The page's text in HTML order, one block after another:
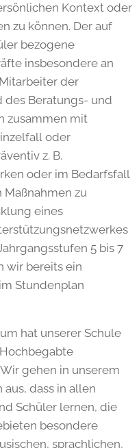
Kontext oder
zu können. Der auf
bezogene
insbesondere an
der
des Beratungs- und
zusammen mit
oder
z. B.
oder im Bedarfsfall
zu
eines
5 bis 7
wir bereits ein
Stundenplan
hat unserer Schule
gehen in unserem
dass in allen
Schüler lernen, die
besondere
sprachlichen,